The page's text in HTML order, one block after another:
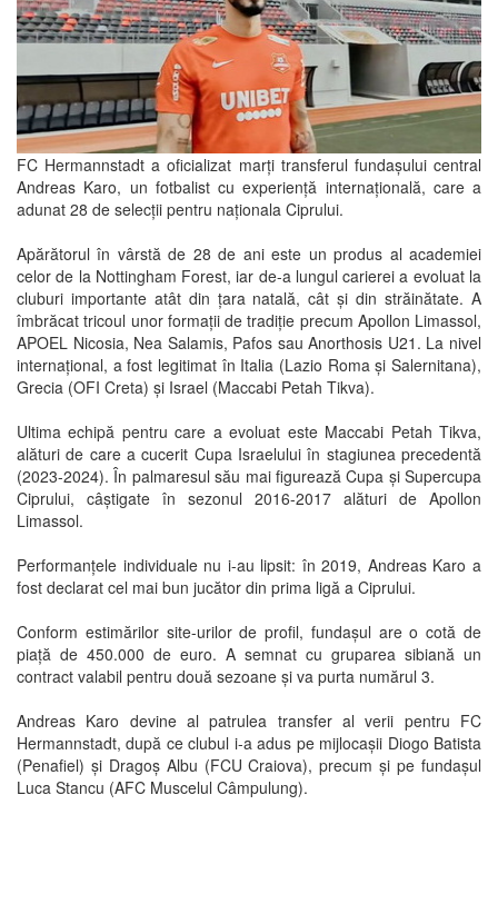
FC Hermannstadt a oficializat marți transferul fundașului central
Andreas Karo, un fotbalist cu experiență internațională, care a
adunat 28 de selecții pentru naționala Ciprului.
Apărătorul în vârstă de 28 de ani este un produs al academiei
celor de la Nottingham Forest, iar de-a lungul carierei a evoluat la
cluburi importante atât din țara natală, cât și din străinătate. A
îmbrăcat tricoul unor formații de tradiție precum Apollon Limassol,
APOEL Nicosia, Nea Salamis, Pafos sau Anorthosis U21. La nivel
internațional, a fost legitimat în Italia (Lazio Roma și Salernitana),
Grecia (OFI Creta) și Israel (Maccabi Petah Tikva).
Ultima echipă pentru care a evoluat este Maccabi Petah Tikva,
alături de care a cucerit Cupa Israelului în stagiunea precedentă
(2023-2024). În palmaresul său mai figurează Cupa și Supercupa
Ciprului, câștigate în sezonul 2016-2017 alături de Apollon
Limassol.
Performanțele individuale nu i-au lipsit: în 2019, Andreas Karo a
fost declarat cel mai bun jucător din prima ligă a Ciprului.
Conform estimărilor site-urilor de profil, fundașul are o cotă de
piață de 450.000 de euro. A semnat cu gruparea sibiană un
contract valabil pentru două sezoane și va purta numărul 3.
Andreas Karo devine al patrulea transfer al verii pentru FC
Hermannstadt, după ce clubul i-a adus pe mijlocașii Diogo Batista
(Penafiel) și Dragoș Albu (FCU Craiova), precum și pe fundașul
Luca Stancu (AFC Muscelul Câmpulung).